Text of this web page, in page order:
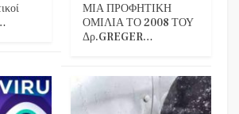
ΜΙΑ ΠΡΟΦΗΤΙΚΗ
ΟΜΙΛΙΑ ΤΟ 2008 ΤΟΥ
Δρ.GREGER…